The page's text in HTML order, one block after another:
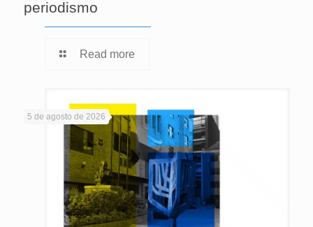
periodismo
Read more
5 de agosto de 2026